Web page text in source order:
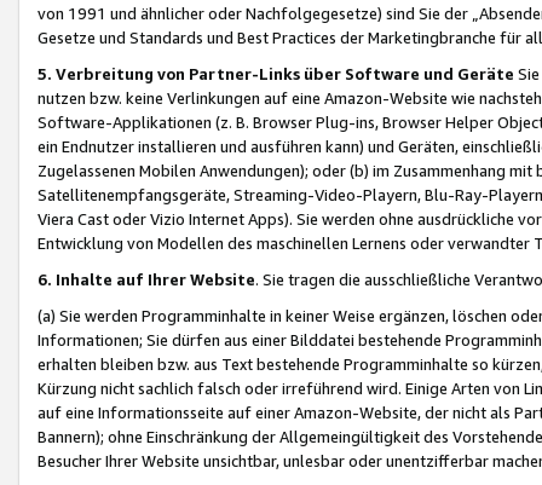
von 1991 und ähnlicher oder Nachfolgegesetze) sind Sie der
Gesetze und Standards und Best Practices der Marketingbranche für
5. Verbreitung von Partner-Links über Software und Geräte
nutzen bzw. keine Verlinkungen auf eine Amazon-Website wie
Software-Applikationen (z. B. Browser Plug-ins, Browser Helper
ein Endnutzer installieren und ausführen kann) und Geräten,
Zugelassenen Mobilen Anwendungen); oder (b) im Zusammenhang
Satellitenempfangsgeräte, Streaming-Video-Playern, Blu-Ray-
Viera Cast oder Vizio Internet Apps). Sie werden ohne ausdrückliche
Entwicklung von Modellen des maschinellen Lernens oder
6. Inhalte auf Ihrer Website. Sie tragen die ausschließliche
(a) Sie werden Programminhalte in keiner Weise ergänzen, löschen
Informationen; Sie dürfen aus einer Bilddatei bestehende
erhalten bleiben bzw. aus Text bestehende Programminhalte so
Kürzung nicht sachlich falsch oder irreführend wird. Einige Arten von
auf eine Informationsseite auf einer Amazon-Website, der nicht als
Bannern); ohne Einschränkung der Allgemeingültigkeit des
Besucher Ihrer Website unsichtbar, unlesbar oder unentzifferbar